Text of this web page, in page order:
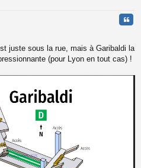
juste sous la rue, mais à Garibaldi la
(pour Lyon en tout cas) !